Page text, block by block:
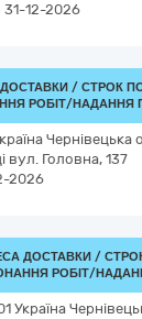
31-12-2026
/ СТРОК
РОБІТ/НАДАННЯ
Чернівецька
вул. Головна, 137
2026
ДОСТАВКИ /
РОБІТ/
Україна